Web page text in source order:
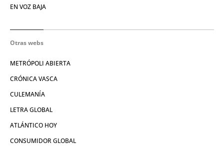
EN VOZ BAJA
Otras webs
METRÓPOLI ABIERTA
CRÓNICA VASCA
CULEMANÍA
LETRA GLOBAL
ATLÁNTICO HOY
CONSUMIDOR GLOBAL